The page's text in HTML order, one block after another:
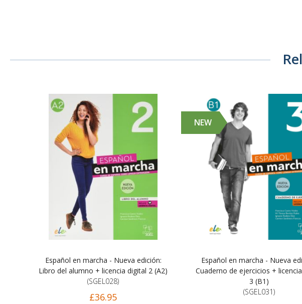
Español en marcha - Nueva edición:
Libro del alumno + licencia digital 2 (A2)
(SGEL028)
£36.95
NEW
Español en marcha - Nueva
Cuaderno de ejercicios +
3 (B1)
(SGEL031)